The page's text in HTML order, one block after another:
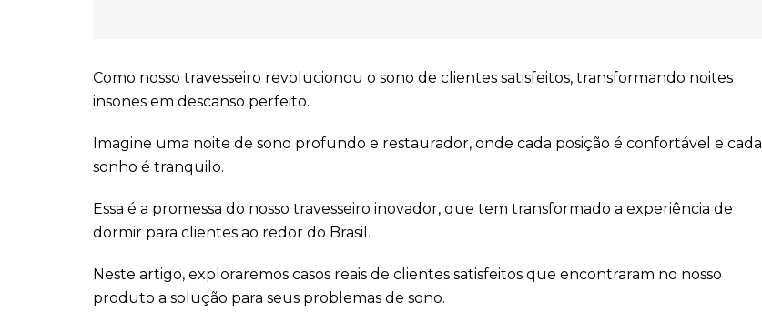
Como nosso travesseiro revolucionou o sono de clientes satisfeitos, transformando noites
insones em descanso perfeito.
Imagine uma noite de sono profundo e restaurador, onde cada posição é confortável e cada
sonho é tranquilo.
Essa é a promessa do nosso travesseiro inovador, que tem transformado a experiência de
dormir para clientes ao redor do Brasil.
Neste artigo, exploraremos casos reais de clientes satisfeitos que encontraram no nosso
produto a solução para seus problemas de sono.